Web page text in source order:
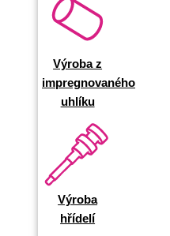
Výroba z
impregnovaného
uhlíku
Výroba
hřídelí